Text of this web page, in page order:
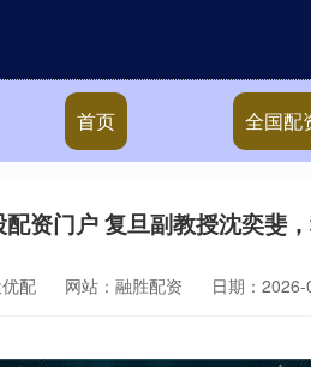
首页 全国配
资门户 复旦副教授沈奕斐
配 网站：融胜配资 日期：